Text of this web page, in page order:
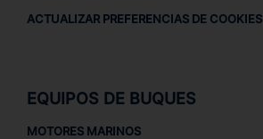
ACTUALIZAR PREFERENCIAS DE COOKIES
EQUIPOS DE BUQUES
MOTORES MARINOS